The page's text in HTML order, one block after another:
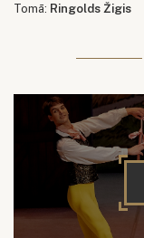
Tomā: Ringolds Žigis